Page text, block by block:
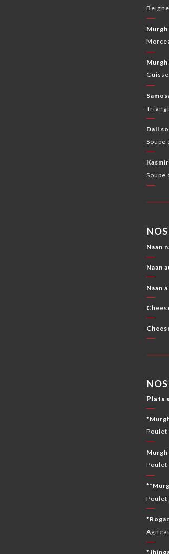
Dall
Naan
Naan
Naan
Plats
Poulet
Poulet